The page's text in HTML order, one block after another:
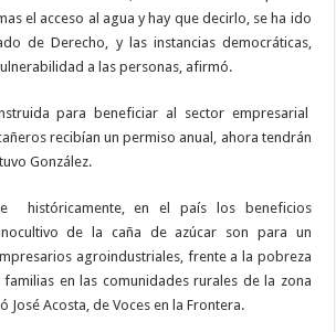
el acceso al agua y hay que decirlo, se ha ido
de Derecho, y las instancias democráticas,
a las personas, afirmó.
para beneficiar al sector empresarial
recibían un permiso anual, ahora tendrán
González.
históricamente, en el país los beneficios
de la caña de azúcar son para un
agroindustriales, frente a la pobreza
en las comunidades rurales de la zona
José Acosta, de Voces en la Frontera.